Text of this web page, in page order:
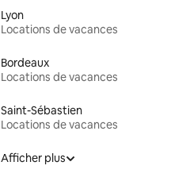
Lyon
Locations de vacances
Bordeaux
Locations de vacances
Saint-Sébastien
Locations de vacances
Afficher plus